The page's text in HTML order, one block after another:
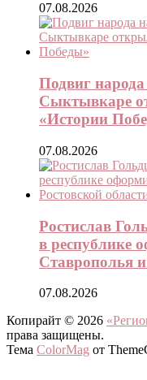
07.08.2026
Подвиг
Сыктывкаре
«Истории
07.08.2026
Ростислав
в республике
Ставрополья
07.08.2026
Копирайт © 2026
права защищены.
Тема ColorMag от